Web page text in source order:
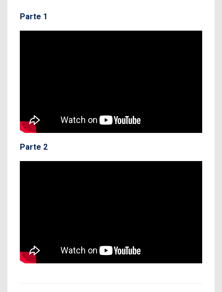
Parte 1
Parte 2